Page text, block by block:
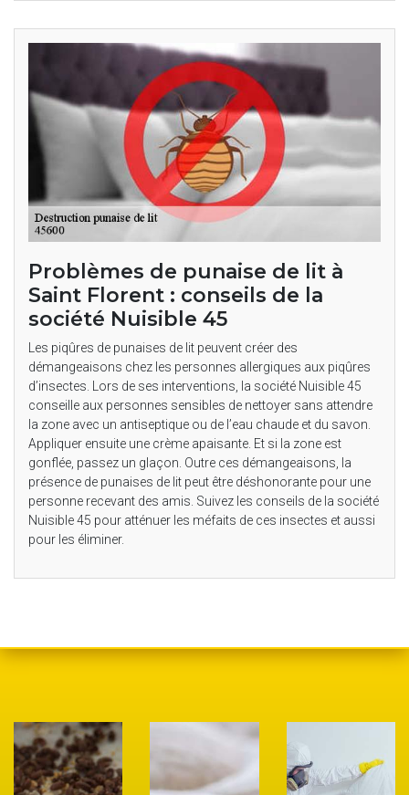
Problèmes de punaise de lit à
Saint Florent : conseils de la
société Nuisible 45
Les piqûres de punaises de lit peuvent créer des
démangeaisons chez les personnes allergiques aux piqûres
d’insectes. Lors de ses interventions, la société Nuisible 45
conseille aux personnes sensibles de nettoyer sans attendre
la zone avec un antiseptique ou de l’eau chaude et du savon.
Appliquer ensuite une crème apaisante. Et si la zone est
gonflée, passez un glaçon. Outre ces démangeaisons, la
présence de punaises de lit peut être déshonorante pour une
personne recevant des amis. Suivez les conseils de la société
Nuisible 45 pour atténuer les méfaits de ces insectes et aussi
pour les éliminer.